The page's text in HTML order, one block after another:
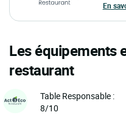
En
Les équipements
restaurant
Table Responsable :
8/10